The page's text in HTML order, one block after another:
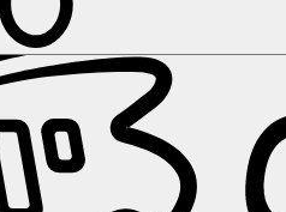
i Kanada CalgaryHalifax Montreal
Toulouse Alla destinationer i Italien
Madrid Valencia Alla
Köln München Alla